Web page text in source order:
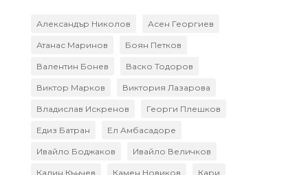
Александър Николов Асен Георгиев
Атанас Маринов Боян Петков
Валентин Бонев Васко Тодоров
Виктор Марков Виктория Лазарова
Владислав Искренов Георги Плешков
Едиз Батран Ел Амбасадоре
Ивайло Боджаков Ивайло Величков
Калин Кънчев Камен Новиков Кари